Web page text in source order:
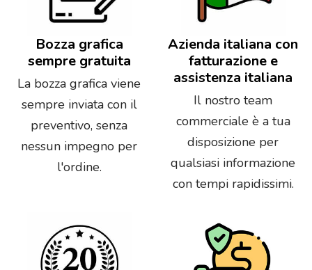
Bozza grafica
sempre gratuita
La bozza grafica viene
sempre inviata con il
preventivo, senza
nessun impegno per
l'ordine.
Azienda italiana con
fatturazione e
assistenza italiana
Il nostro team
commerciale è a tua
disposizione per
qualsiasi informazione
con tempi rapidissimi.